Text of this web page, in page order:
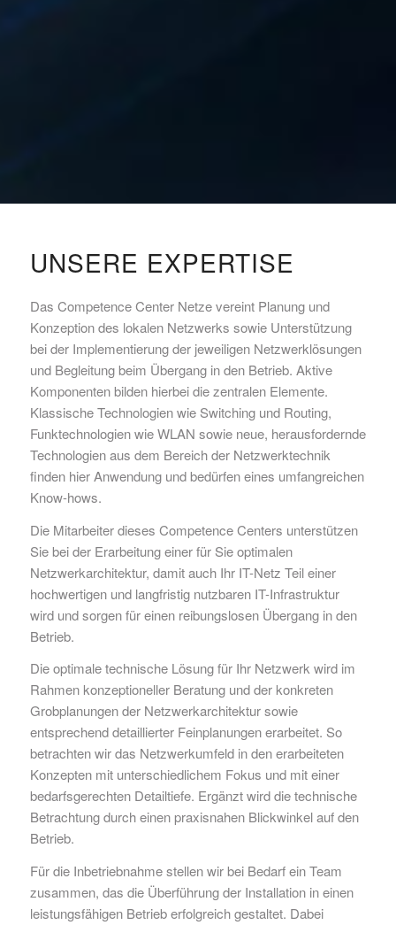
UNSERE EXPERTISE
Das Competence Center Netze vereint Planung und
Konzeption des lokalen Netzwerks sowie Unterstützung
bei der Implementierung der jeweiligen Netzwerklösungen
und Begleitung beim Übergang in den Betrieb. Aktive
Komponenten bilden hierbei die zentralen Elemente.
Klassische Technologien wie Switching und Routing,
Funktechnologien wie WLAN sowie neue, herausfordernde
Technologien aus dem Bereich der Netzwerktechnik
finden hier Anwendung und bedürfen eines umfangreichen
Know-hows.
Die Mitarbeiter dieses Competence Centers unterstützen
Sie bei der Erarbeitung einer für Sie optimalen
Netzwerkarchitektur, damit auch Ihr IT-Netz Teil einer
hochwertigen und langfristig nutzbaren IT-Infrastruktur
wird und sorgen für einen reibungslosen Übergang in den
Betrieb.
Die optimale technische Lösung für Ihr Netzwerk wird im
Rahmen konzeptioneller Beratung und der konkreten
Grobplanungen der Netzwerkarchitektur sowie
entsprechend detaillierter Feinplanungen erarbeitet. So
betrachten wir das Netzwerkumfeld in den erarbeiteten
Konzepten mit unterschiedlichem Fokus und mit einer
bedarfsgerechten Detailtiefe. Ergänzt wird die technische
Betrachtung durch einen praxisnahen Blickwinkel auf den
Betrieb.
Für die Inbetriebnahme stellen wir bei Bedarf ein Team
zusammen, das die Überführung der Installation in einen
leistungsfähigen Betrieb erfolgreich gestaltet. Dabei